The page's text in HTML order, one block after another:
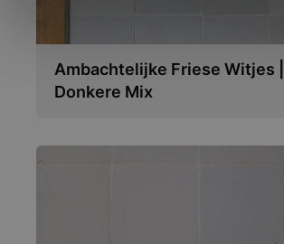
Ambachtelijke Friese Witjes |
Donkere Mix